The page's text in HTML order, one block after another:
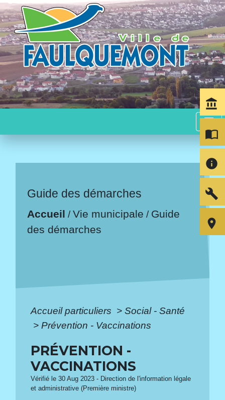
menu
Guide des démarches
Accueil /Vie municipale / Guide
des démarches
Accueil particuliers > Social - Santé
> Prévention - Vaccinations
PRÉVENTION -
VACCINATIONS
Vérifié le 30 Aug 2023 - Direction de l'information légale
et administrative (Première ministre)
account_balance
import_contacts
info
build
room